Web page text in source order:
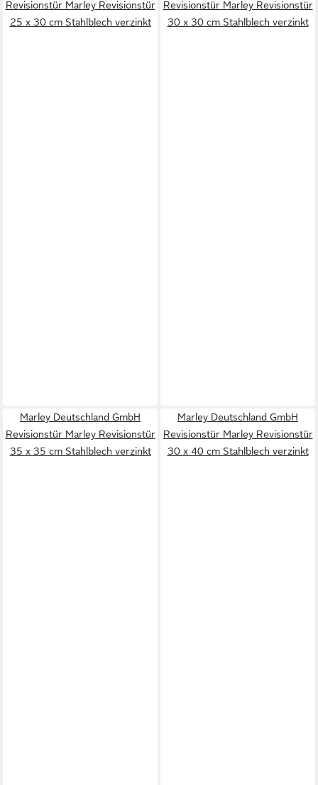
Revisionstür Marley Revisionstür
25 x 30 cm Stahlblech verzinkt
Revisionstür Marley Revisionstür
30 x 30 cm Stahlblech verzinkt
Marley Deutschland GmbH
Revisionstür Marley Revisionstür
35 x 35 cm Stahlblech verzinkt
Marley Deutschland GmbH
Revisionstür Marley Revisionstür
30 x 40 cm Stahlblech verzinkt